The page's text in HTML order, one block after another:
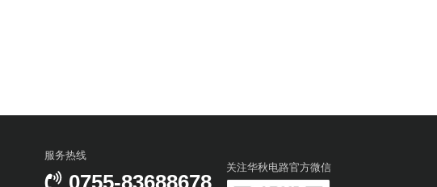
服务热线
0755-83688678
关注华秋电路官方微信